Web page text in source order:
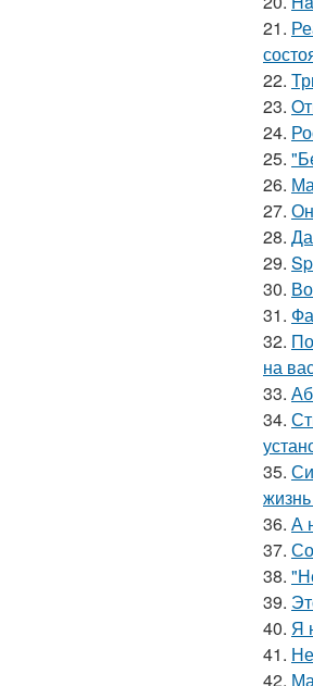
21.
22.
23.
24.
25.
26.
27.
28.
29.
30.
31.
32.
на
33.
34.
35.
36. А
37.
38.
39.
40. Я
41.
42.